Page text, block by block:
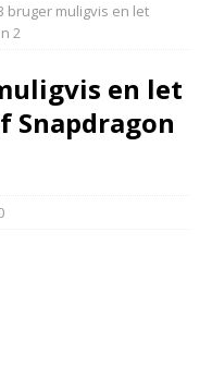
bruger muligvis en let
2
en let
Snapdragon